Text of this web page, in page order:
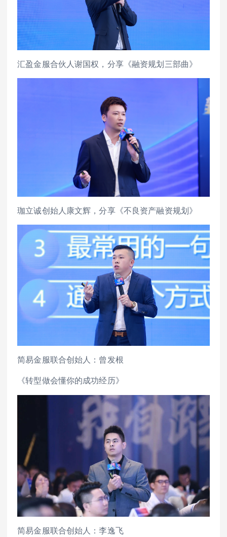
汇盈金服合伙人谢国权，分享《融资规划三部曲》
珈立诚创始人康文辉，分享《不良资产融资规划》
简易金服联合创始人：曾发根
《转型做会懂你的成功经历》
简易金服联合创始人：李逸飞